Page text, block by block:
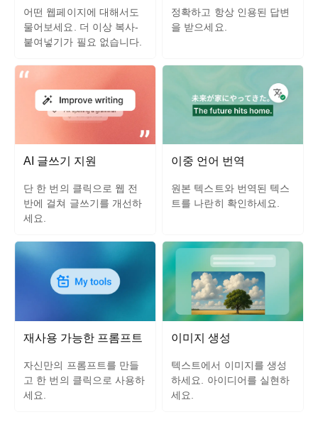
어떤 웹페이지에 대해서도
물어보세요. 더 이상 복사-
붙여넣기가 필요 없습니다.
정확하고 항상 인용된 답변
을 받으세요.
AI 글쓰기 지원
단 한 번의 클릭으로 웹 전
반에 걸쳐 글쓰기를 개선하
세요.
이중 언어 번역
원본 텍스트와 번역된 텍스
트를 나란히 확인하세요.
재사용 가능한 프롬프트
자신만의 프롬프트를 만들
고 한 번의 클릭으로 사용하
세요.
이미지 생성
텍스트에서 이미지를 생성
하세요. 아이디어를 실현하
세요.